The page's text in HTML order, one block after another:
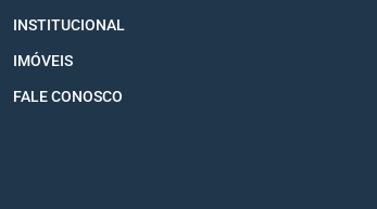
INSTITUCIONAL
IMÓVEIS
FALE CONOSCO